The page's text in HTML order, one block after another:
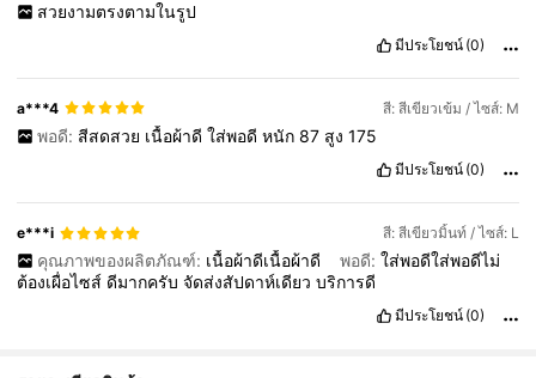
สวยงามตรงตามในรูป
มีประโยชน์ (0)
a***4 สี: สีเขียวเข้ม / ไซส์: M
พอดี: สีสดสวย เนื้อผ้าดี ใส่พอดี หนัก 87 สูง 175
มีประโยชน์ (0)
e***i สี: สีเขียวมิ้นท์ / ไซส์: L
คุณภาพของผลิตภัณฑ์: เนื้อผ้าดีเนื้อผ้าดี พอดี: ใส่พอดีใส่พอดีไม่
ต้องเผื่อไซส์ ดีมากครับจัดส่งสัปดาห์เดียวบริการดี
มีประโยชน์ (0)